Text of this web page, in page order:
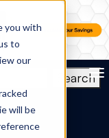
you with
to
our
will be
Search